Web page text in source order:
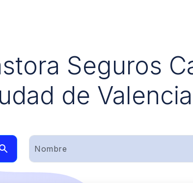
Seguros
de Valencia